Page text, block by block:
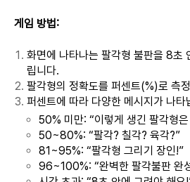
게임 방법:
화면에 나타나는 팔각형 불판을 8초
립니다.
팔각형의 정확도를 퍼센트(%)로 측
퍼센트에 따라 다양한 메시지가 나타
50% 미만: “이렇게 생긴 팔각형
50~80%: “팔각? 칠각? 육각?”
81~95%: “팔각형 그리기 장인!”
96~100%: “완벽한 팔각불판 완